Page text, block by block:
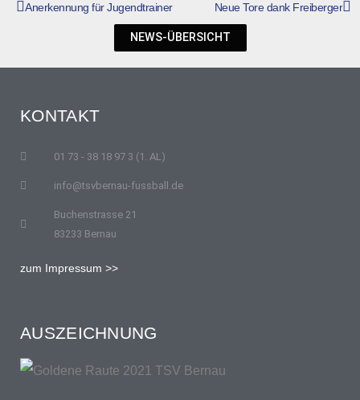
Anerkennung für Jugendtrainer Neue Tore dank Freiberger
NEWS-ÜBERSICHT
KONTAKT
01 73 - 38 18 97 3 (1. AL)
info@tsvbernau-fussball.de
Buchenstrasse 21
83233 Bernau
zum Impressum >>
AUSZEICHNUNG